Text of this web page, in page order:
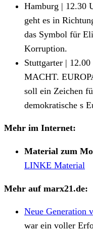
Hamburg | 12.30
geht es in
das Symbol für
Korruption.
Stuttgarter |
MACHT.
soll ein Zeichen
demokratische s
Mehr im Internet:
Material zum
LINKE Material
Mehr auf marx21.de:
Neue Generation
war ein voller